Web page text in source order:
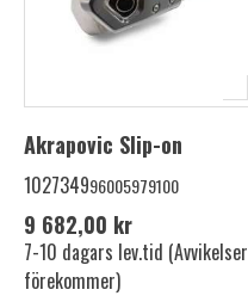
Akrapovic Slip-on
102734996005979100
9 682,00 kr
7-10 dagars lev.tid (Avvikelser
förekommer)